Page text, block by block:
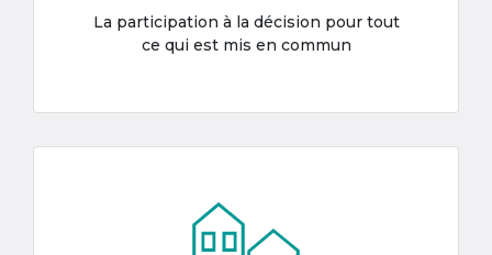
La participation à la décision pour tout
ce qui est mis en commun